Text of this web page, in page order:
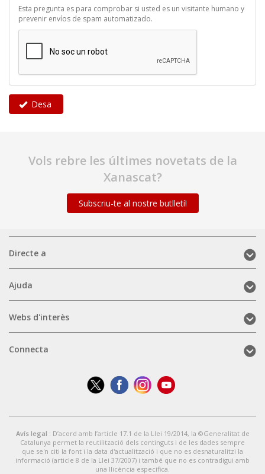
Esta pregunta es para comprobar si usted es un visitante humano y
prevenir envíos de spam automatizado.
Desa
Vols rebre les últimes novetats de la
Xanascat?
Subscriu-te al nostre butlletí!
Directe
a
Directe a
Ajuda
(mobile)
Ajuda
Webs
d'interès
Webs d'interès
Connecta
Connecta
Avís legal : D’acord amb l’article 17.1 de la Llei 19/2014, la ©Generalitat de
Catalunya permet la reutilització dels continguts i de les dades sempre
que se'n citi la font i la data d'actualització i que no es desnaturalitzi la
informació (article 8 de la Llei 37/2007) i també que no es contradigui amb
una llicència específica.